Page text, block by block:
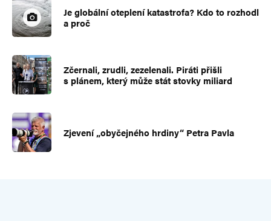
Je globální oteplení katastrofa? Kdo to rozhodl
a proč
Zčernali, zrudli, zezelenali. Piráti přišli
s plánem, který může stát stovky miliard
Zjevení „obyčejného hrdiny“ Petra Pavla